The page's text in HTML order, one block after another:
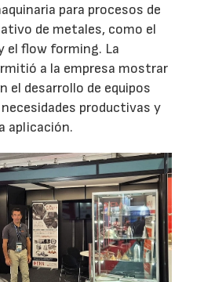
para procesos de
de metales, como el
el flow forming. La
a la empresa mostrar
el desarrollo de equipos
productivas y
aplicación.